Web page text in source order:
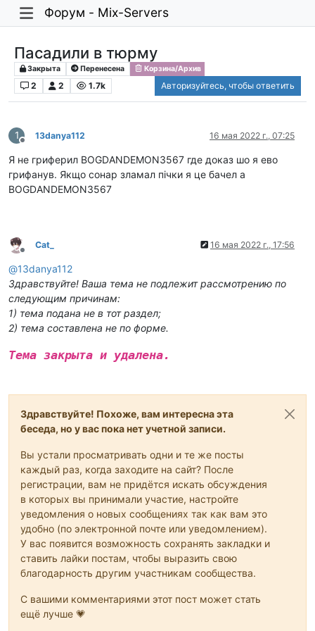
Форум - Mix-Servers
Пасадили в тюрму
Закрыта Перенесена Корзина/Архив
2 2 1.7k Авторизуйтесь, чтобы ответить
1
Не в сети
13danya112 16 мая 2022 г., 07:25
Я не гриферил BOGDANDEMON3567 где доказ шо я ево
грифанув. Якщо сонар зламал пічки я це бачел а
BOGDANDEMON3567
Не в сети
Cat_ 16 мая 2022 г., 17:56
@13danya112
Здравствуйте! Ваша тема не подлежит рассмотрению по
следующим причинам:
1) тема подана не в тот раздел;
2) тема составлена не по форме.
Тема закрыта и удалена.
Здравствуйте! Похоже, вам интересна эта
беседа, но у вас пока нет учетной записи.
Вы устали просматривать одни и те же посты
каждый раз, когда заходите на сайт? После
регистрации, вам не придётся искать обсуждения
в которых вы принимали участие, настройте
уведомления о новых сообщениях так как вам это
удобно (по электронной почте или уведомлением).
У вас появится возможность сохранять закладки и
ставить лайки постам, чтобы выразить свою
благодарность другим участникам сообщества.
С вашими комментариями этот пост может стать
ещё лучше 💗